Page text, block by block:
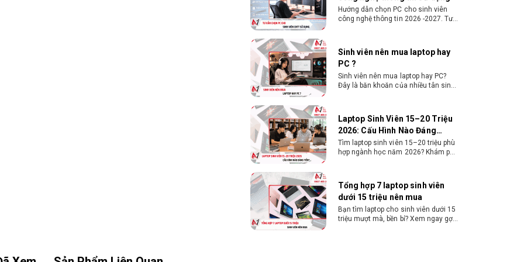
Sinh viên nên mua laptop hay PC?
Đây là băn khoăn của nhiều tân sinh
Laptop Sinh Viên 15–20 Triệu
2026: Cấu Hình Nào Đáng
Tiền?
Tìm laptop sinh viên 15–20 triệu phù
hợp ngành học năm 2026? Khám phá
Tổng hợp 7 laptop sinh viên
dưới 15 triệu nên mua
Bạn tìm laptop cho sinh viên dưới 15
triệu mượt mà, bền bỉ? Xem ngay gợi
năm đại học.
Dịch vụ build PC đồ họa tại
Đồng Nai theo yêu cầu, giá tốt,
uy tín
Dịch vụ build PC đồ họa tại Đồng Nai
theo yêu cầu uy tín, tối ưu cấu hình